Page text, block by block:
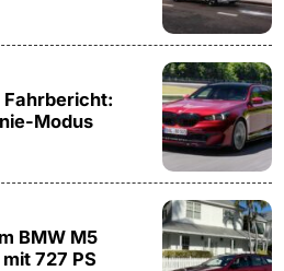
Fahrbericht:
Modus
BMW M5
727 PS